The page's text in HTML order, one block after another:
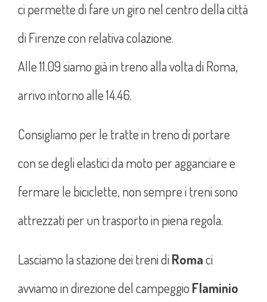
ci permette di fare un giro nel centro della città
di Firenze con relativa colazione.
Alle 11.09 siamo già in treno alla volta di Roma,
arrivo intorno alle 14.46.
Consigliamo per le tratte in treno di portare
con se degli elastici da moto per agganciare e
fermare le biciclette, non sempre i treni sono
attrezzati per un trasporto in piena regola.
Lasciamo la stazione dei treni diRomaci
avviamo in direzione del campeggioFlaminio